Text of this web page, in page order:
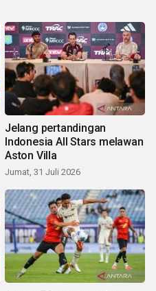
Jelang pertandingan
Indonesia All Stars melawan
Aston Villa
Jumat, 31 Juli 2026